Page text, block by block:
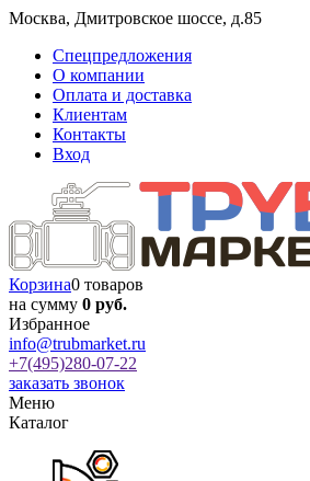
Москва, Дмитровское шоссе, д.85
Спецпредложения
О компании
Оплата и доставка
Клиентам
Контакты
Вход
Корзина0 товаров
на сумму 0 руб.
Избранное
info@trubmarket.ru
+7(495)280-07-22
заказать звонок
Меню
Каталог